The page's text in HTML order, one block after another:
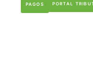
PAGOS PORTAL